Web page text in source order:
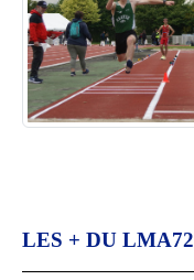
LES + DU LMA72